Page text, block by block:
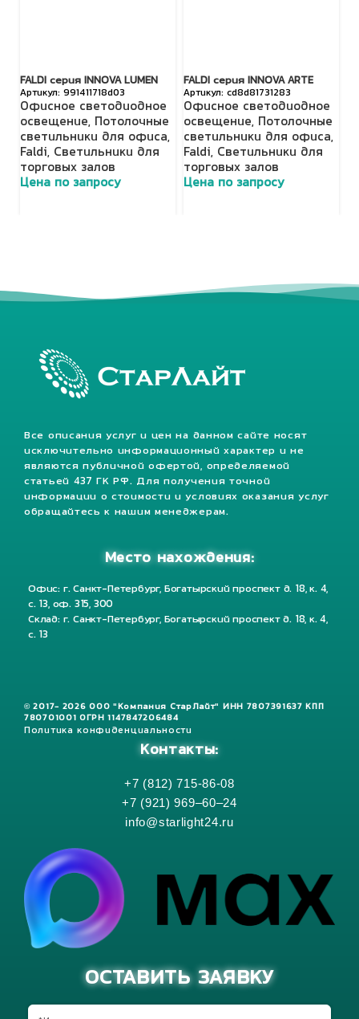
FALDI серия INNOVA LUMEN
991411718d03
Офисное светодиодное
освещение, Потолочные
светильники для офиса,
Faldi, Светильники для
торговых залов
Цена по запросу
FALDI серия INNOVA ARTE
cd8d81731283
Офисное светодиодное
освещение, Потолочные
светильники для офиса,
Faldi, Светильники для
торговых залов
Цена по запросу
Все описания услуг и цен на данном сайте носят
исключительно информационный характер и не
являются публичной офертой, определяемой
статьей 437 ГК РФ. Для получения точной
информации о стоимости и условиях оказания услуг
обращайтесь к нашим менеджерам.
Место нахождения:
Офис: г. Санкт-Петербург, Богатырский проспект д. 18, к. 4,
с. 13, оф. 315, 300
Склад: г. Санкт-Петербург, Богатырский проспект д. 18, к. 4,
с. 13
© 2017- 2026 ООО "Компания СтарЛайт" ИНН 7807391637 КПП
780701001 ОГРН 1147847206484
Политика конфиденциальности
Контакты:
+7 (812) 715-86-08
+7 (921) 969–60–24
info@starlight24.ru
ОСТАВИТЬ ЗАЯВКУ